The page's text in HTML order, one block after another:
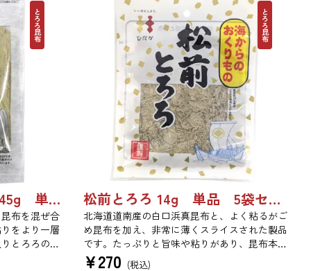
とろろ昆布
ガゴメ昆布入りとろろ 45g 単品 5袋セット 20袋セット 1774
布を混ぜ合
をより一層
とろろの粘
とろろ昆布
松前とろろ 14g 単品 5袋セット 20袋セット 3443
北海道道南産の白口浜真昆布と、よく粘るがご
め昆布を加え、非常に薄くスライスされた製品
です。たっぷりと旨味や粘りがあり、昆布本来
の風味を存分にご賞味いただけます。現代の食
¥270 (税込)